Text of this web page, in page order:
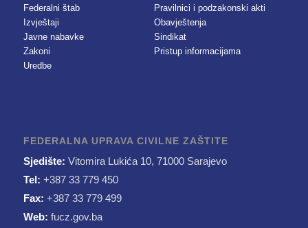
Federalni štab
Izvještaji
Javne nabavke
Zakoni
Uredbe
Pravilnici i podzakonski akti
Obavještenja
Sindikat
Pristup informacijama
FEDERALNA UPRAVA CIVILNE ZAŠTITE
Sjedište: Vitomira Lukića 10, 71000 Sarajevo
Tel: +387 33 779 450
Fax: +387 33 779 499
Web: fucz.gov.ba